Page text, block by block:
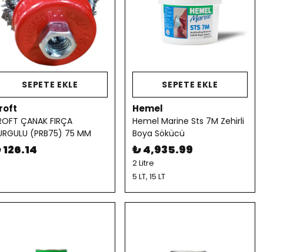
SEPETE EKLE
ÇANAK FIRÇA
(PRB75) 75 MM
SEPETE EKLE
Hemel
Hemel Marine Sts 7M Zehirli
Boya Sökücü
₺ 4,935.99
2 Litre
5 LT, 15 LT